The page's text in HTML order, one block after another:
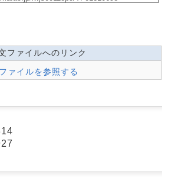
ファイルへのリンク
ファイルを参照する